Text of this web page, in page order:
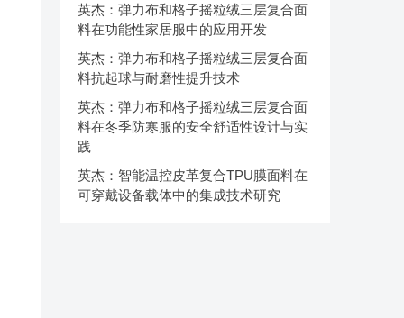
英杰：弹力布和格子摇粒绒三层复合面
料在功能性家居服中的应用开发
英杰：弹力布和格子摇粒绒三层复合面
料抗起球与耐磨性提升技术
英杰：弹力布和格子摇粒绒三层复合面
料在冬季防寒服的安全舒适性设计与实
践
英杰：智能温控皮革复合TPU膜面料在
可穿戴设备载体中的集成技术研究